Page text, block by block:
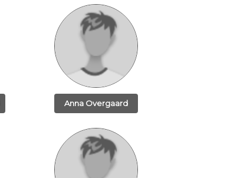
Anna Overgaard